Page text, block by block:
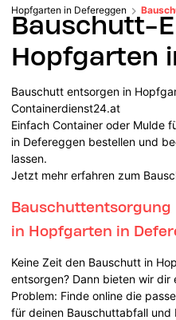
Hopfgarten in Defereggen
Bauschutt-
Hopfgarten
Bauschutt entsorgen in
Containerdienst24.at
Einfach Container oder Mulde
in Defereggen bestellen und
lassen.
Jetzt mehr erfahren zum
in Hopfgarten in
Keine Zeit den Bauschutt in
entsorgen? Dann bieten wir
Problem: Finde online die
für deinen Bauschuttabfall